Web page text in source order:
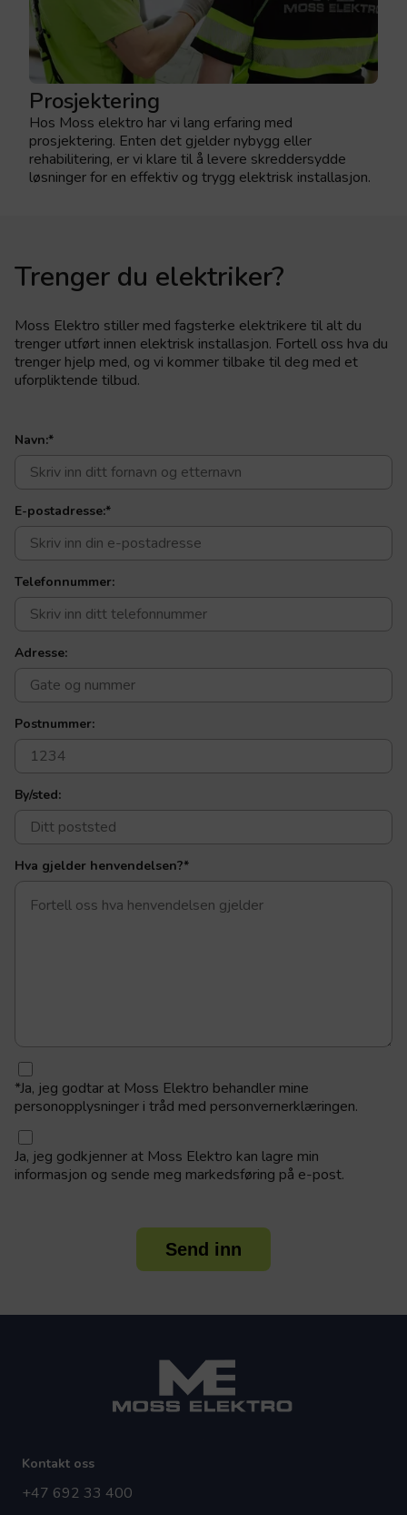
Prosjektering
Hos Moss elektro har vi lang erfaring med
prosjektering. Enten det gjelder nybygg eller
rehabilitering, er vi klare til å levere skreddersydde
løsninger for en effektiv og trygg elektrisk installasjon.
Trenger du elektriker?
Moss Elektro stiller med fagsterke elektrikere til alt du
trenger utført innen elektrisk installasjon. Fortell oss hva du
trenger hjelp med, og vi kommer tilbake til deg med et
uforpliktende tilbud.
Navn:*
E-postadresse:*
Telefonnummer:
Adresse:
Postnummer:
By/sted:
Hva gjelder henvendelsen?*
*Ja, jeg godtar at Moss Elektro behandler mine
personopplysninger i tråd med personvernerklæringen.
Ja, jeg godkjenner at Moss Elektro kan lagre min
informasjon og sende meg markedsføring på e-post.
Send inn
Kontakt oss
+47 692 33 400